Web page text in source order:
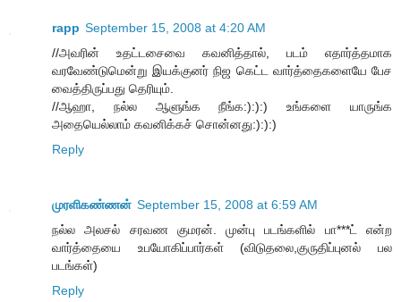
rapp September 15, 2008 at 4:20 AM
//அவரின் உதட்டசைவை கவனித்தால், படம் எதார்த்தமாக
வரவேண்டுமென்று இயக்குனர் நிஜ கெட்ட வார்த்தைகளையே பேச
வைத்திருப்பது தெரியும்.
//ஆஹா, நல்ல ஆளுங்க நீங்க:):):) உங்களை யாருங்க
அதையெல்லாம் கவனிக்கச் சொன்னது:):):)
Reply
முரளிகண்ணன் September 15, 2008 at 6:59 AM
நல்ல அலசல் சரவண குமரன். முன்பு படங்களில் பா***ட் என்ற
வார்த்தையை உபயோகிப்பார்கள் (விடுதலை,குருதிப்புனல் பல
படங்கள்)
Reply